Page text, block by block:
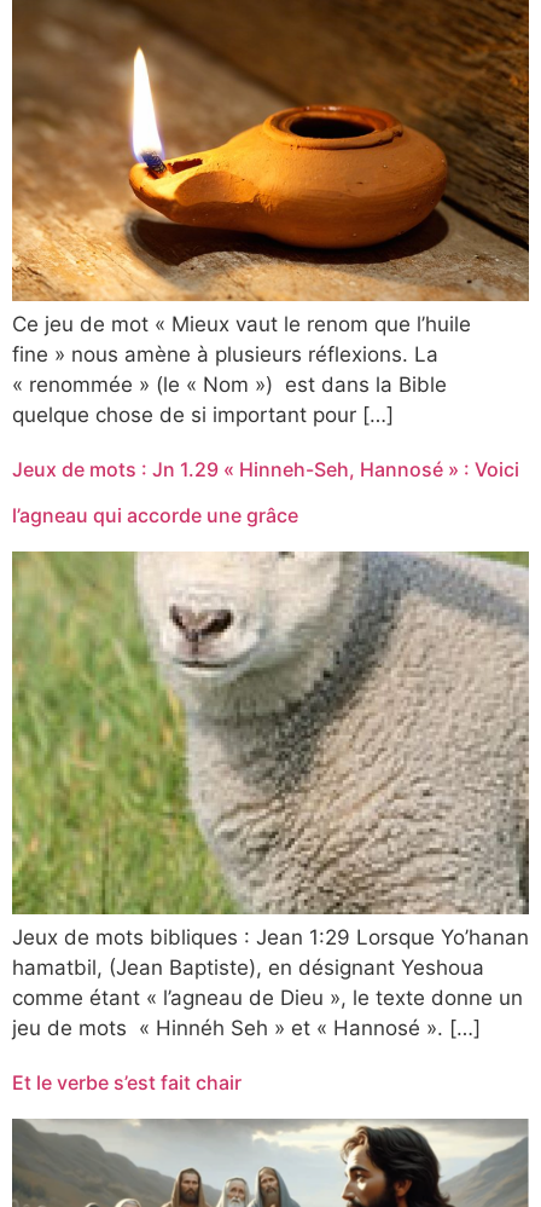
Ce jeu de mot « Mieux vaut le renom que l’huile
fine » nous amène à plusieurs réflexions. La
« renommée » (le « Nom ») est dans la Bible
quelque chose de si important pour […]
Jeux de mots : Jn 1.29 « Hinneh-Seh, Hannosé » : Voici
l’agneau qui accorde une grâce
Jeux de mots bibliques : Jean 1:29 Lorsque Yo’hanan
hamatbil, (Jean Baptiste), en désignant Yeshoua
comme étant « l’agneau de Dieu », le texte donne un
jeu de mots « Hinnéh Seh » et « Hannosé ». […]
Et le verbe s’est fait chair